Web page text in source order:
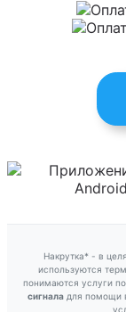
Накрутка* - в
используются
понимаются услуги по
сигнала для помощи